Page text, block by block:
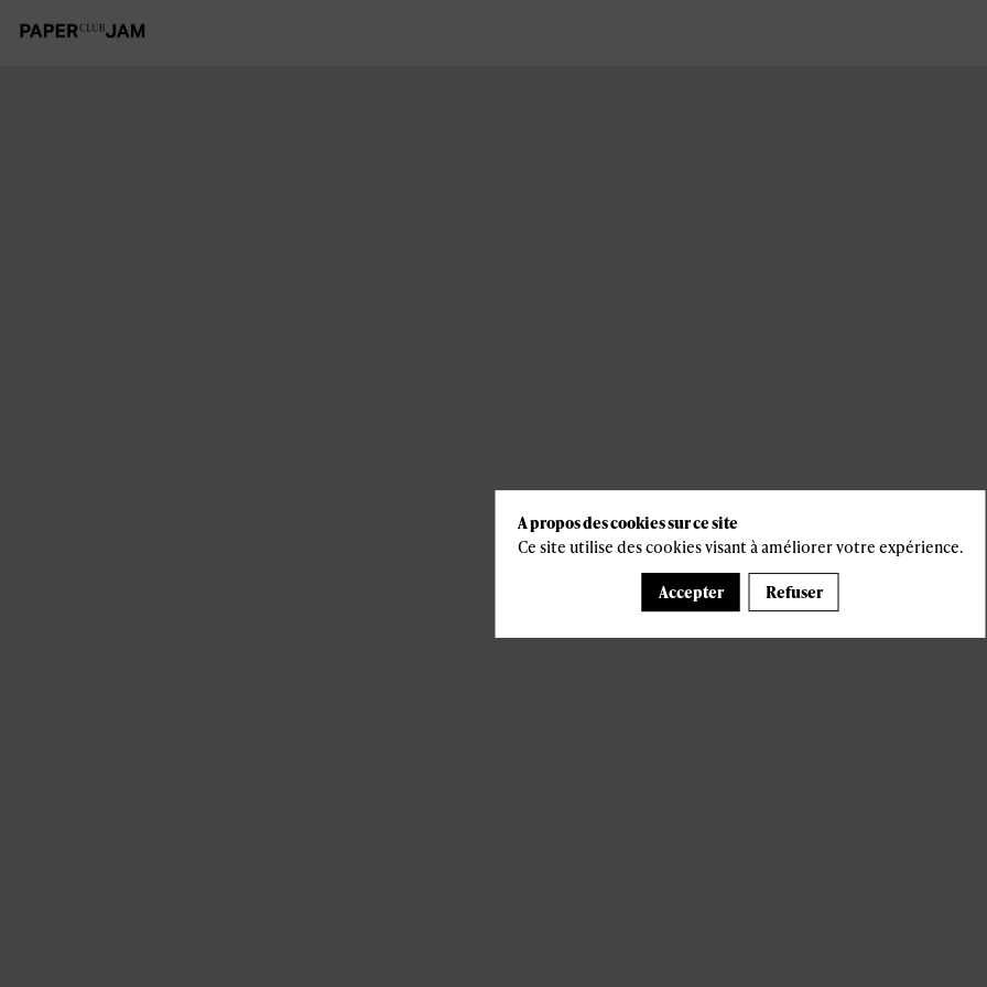
Il manque du contenu : rafraichissez votre navigateur
A propos des cookies sur ce site
Ce site utilise des cookies visant à améliorer votre expérience.
Accepter Refuser